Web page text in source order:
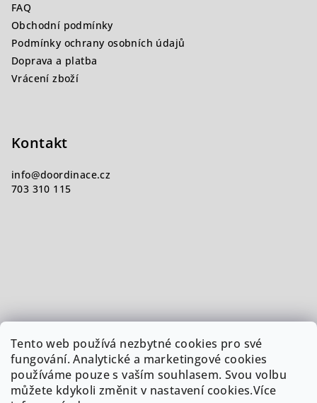
Tento web používá nezbytné cookies pro své
fungování. Analytické a marketingové cookies
používáme pouze s vaším souhlasem. Svou volbu
můžete kdykoli změnit v nastavení cookies.Více
FAQ
Obchodní podmínky
Podmínky ochrany osobních údajů
Doprava a platba
Vrácení zboží
Kontakt
info@doordinace.cz
703 310 115